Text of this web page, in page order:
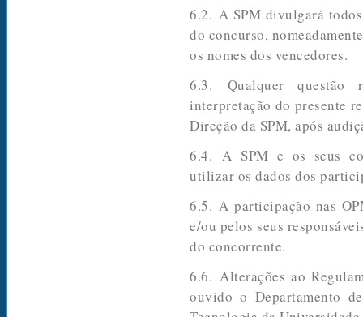
6.2. A SPM divulgará
do concurso,
os nomes dos vencedores.
6.3. Qualquer questão
interpretação do presente
Direção da SPM, após
6.4. A SPM e os seus
utilizar os dados dos
6.5. A participação nas
e/ou pelos seus
do concorrente.
6.6. Alterações ao
ouvido o Departamento